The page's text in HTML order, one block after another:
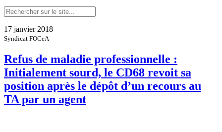
17 janvier 2018
Syndicat FOCeA
Refus de maladie professionnelle :
Initialement sourd, le CD68 revoit sa
position après le dépôt d’un recours au
TA par un agent